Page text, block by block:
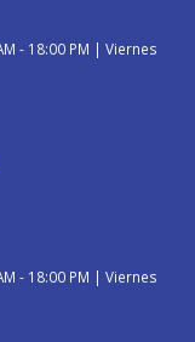
- 18:00 PM | Viernes
- 18:00 PM | Viernes